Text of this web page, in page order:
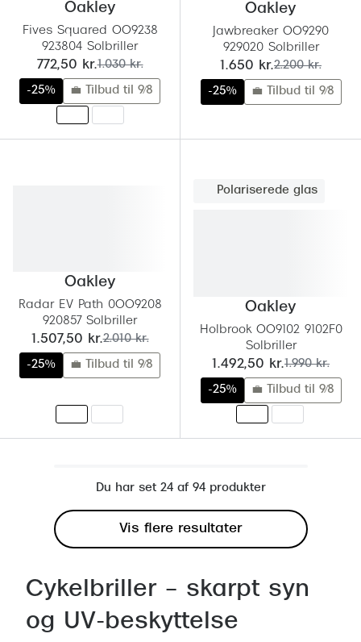
Oakley
Fives Squared OO9238
923804 Solbriller
nu:
772,50 kr.før:
1.030 kr.
-25% 💼 Tilbud til 9/8
Oakley
Jawbreaker OO9290
929020 Solbriller
nu:
1.650 kr.før:
2.200 kr.
-25% 💼 Tilbud til 9/8
Oakley
Radar EV Path 0OO9208
920857 Solbriller
nu:
1.507,50 kr.før:
2.010 kr.
-25% 💼 Tilbud til 9/8
Polariserede glas
Oakley
Holbrook OO9102 9102F0
Solbriller
nu:
1.492,50 kr.før:
1.990 kr.
-25% 💼 Tilbud til 9/8
Du har set 24 af 94 produkter
Vis flere resultater
Cykelbriller – skarpt syn
og UV-beskyttelse